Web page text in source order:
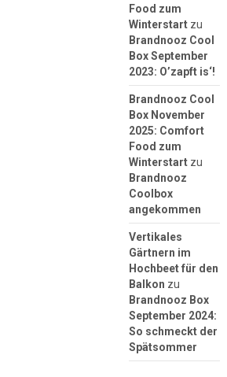
Food zum
Winterstartzu
Brandnooz Cool
Box September
2023: O’zapft is‘!
Brandnooz Cool
Box November
2025: Comfort
Food zum
Winterstartzu
Brandnooz
Coolbox
angekommen
Vertikales
Gärtnern im
Hochbeet für den
Balkon zu
Brandnooz Box
September 2024:
So schmeckt der
Spätsommer